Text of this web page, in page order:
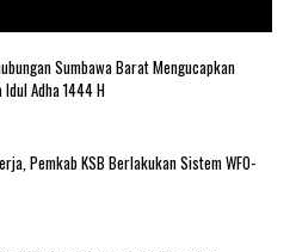
Sumbawa Barat Mengucapkan
Adha 1444 H
Pemkab KSB Berlakukan Sistem WFO-